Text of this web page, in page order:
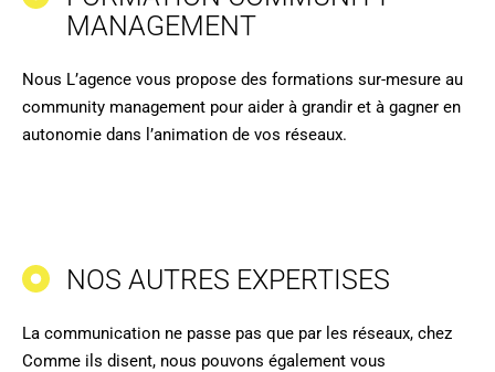
MANAGEMENT
Nous L’agence vous propose des formations sur-mesure au
community management pour aider à grandir et à gagner en
autonomie dans l’animation de vos réseaux.
NOS AUTRES EXPERTISES
La communication ne passe pas que par les réseaux, chez
Comme ils disent, nous pouvons également vous